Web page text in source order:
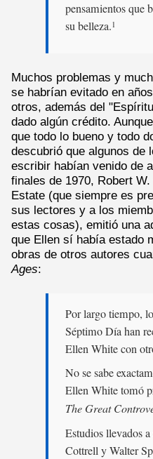
pensamientos que
su belleza. 1
Muchos problemas y
se habrían evitado en
otros, además del
dado algún crédito.
que todo lo bueno y todo
descubrió que algunos de
escribir habían venido de
finales de 1970, Robert
Estate (que siempre es
sus lectores y a los
estas cosas), emitió una
que Ellen sí había estado
obras de otros autores
Ages:
Por largo tiempo,
Séptimo Día han
Ellen White con
No se sabe
Ellen White tomó
The Great
Estudios llevados
Cottrell y Walter